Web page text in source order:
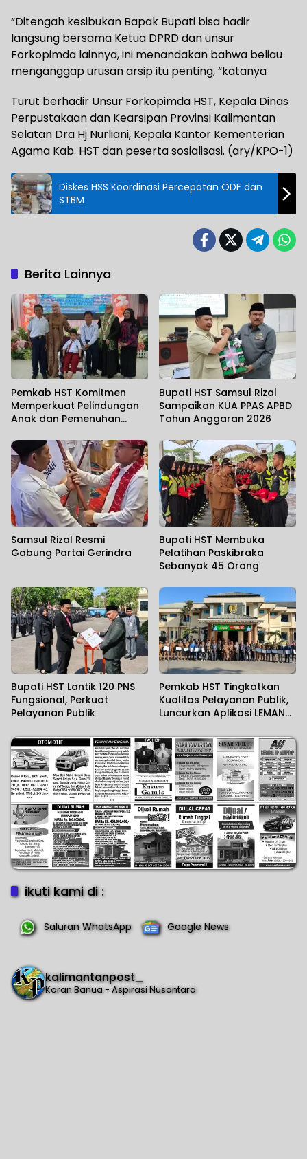
“Ditengah kesibukan Bapak Bupati bisa hadir
langsung bersama Ketua DPRD dan unsur
Forkopimda lainnya, ini menandakan bahwa beliau
menganggap urusan arsip itu penting, “katanya
Turut berhadir Unsur Forkopimda HST, Kepala Dinas
Perpustakaan dan Kearsipan Provinsi Kalimantan
Selatan Dra Hj Nurliani, Kepala Kantor Kementerian
Agama Kab. HST dan peserta sosialisasi. (ary/KPO-1)
Diskes HSS Koordinasi Percepatan ODF dan
STBM
Berita Lainnya
Pemkab HST Komitmen
Memperkuat Pelindungan
Anak dan Pemenuhan
Bupati HST Samsul Rizal
Sampaikan KUA PPAS APBD
Tahun Anggaran 2026
Samsul Rizal Resmi
Gabung Partai Gerindra
Bupati HST Membuka
Pelatihan Paskibraka
Sebanyak 45 Orang
Bupati HST Lantik 120 PNS
Fungsional, Perkuat
Pelayanan Publik
Pemkab HST Tingkatkan
Kualitas Pelayanan Publik,
Luncurkan Aplikasi LEMANG
ikuti kami di :
Saluran WhatsApp Google News
kalimantanpost_
Koran Banua - Aspirasi Nusantara